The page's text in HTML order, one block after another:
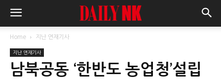
Home 지난 연재기사
지난 연재기사
남북공동 ‘한반도 농업청’설립